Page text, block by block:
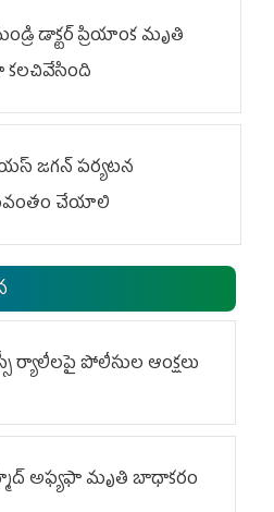
డాక్టర్‌ ప్రియాంక మృతి
కలచివేసింది
జగన్‌ పర్యటన
చేయాలి
ర్యాలీలపై పోలీసుల ఆంక్షలు
అఫ్యఫా మృతి బాధాకరం